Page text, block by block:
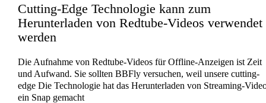
Cutting-Edge Technologie kann zum
Herunterladen von Redtube-Videos verwendet
werden
Die Aufnahme von Redtube-Videos für Offline-Anzeigen ist Zeit
und Aufwand. Sie sollten BBFly versuchen, weil unsere cutting-
edge Die Technologie hat das Herunterladen von Streaming-
ein Snap gemacht